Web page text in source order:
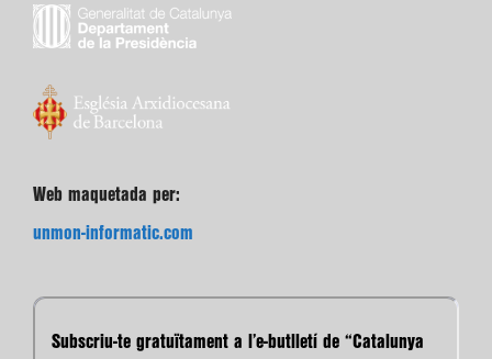
Web maquetada per:
unmon-informatic.com
Subscriu-te gratuïtament a l’e-butlletí de “Catalunya